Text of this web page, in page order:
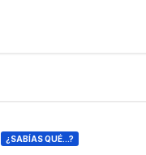
¿SABÍAS QUÉ...?